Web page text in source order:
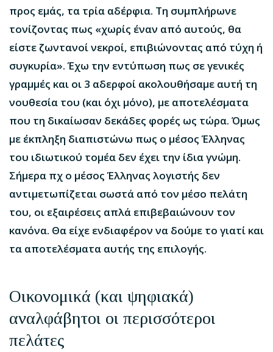
προς εμάς, τα τρία αδέρφια. Τη συμπλήρωνε
τονίζοντας πως «χωρίς έναν από αυτούς, θα
είστε ζωντανοί νεκροί, επιβιώνοντας από τύχη ή
συγκυρία». Έχω την εντύπωση πως σε γενικές
γραμμές και οι 3 αδερφοί ακολουθήσαμε αυτή τη
νουθεσία του (και όχι μόνο), με αποτελέσματα
που τη δικαίωσαν δεκάδες φορές ως τώρα. Όμως
με έκπληξη διαπιστώνω πως ο μέσος Έλληνας
του ιδιωτικού τομέα δεν έχει την ίδια γνώμη.
Σήμερα πχ ο μέσος Έλληνας λογιστής δεν
αντιμετωπίζεται σωστά από τον μέσο πελάτη
του, οι εξαιρέσεις απλά επιβεβαιώνουν τον
κανόνα. Θα είχε ενδιαφέρον να δούμε το γιατί και
τα αποτελέσματα αυτής της επιλογής.
Οικονομικά (και ψηφιακά)
αναλφάβητοι οι περισσότεροι
πελάτες